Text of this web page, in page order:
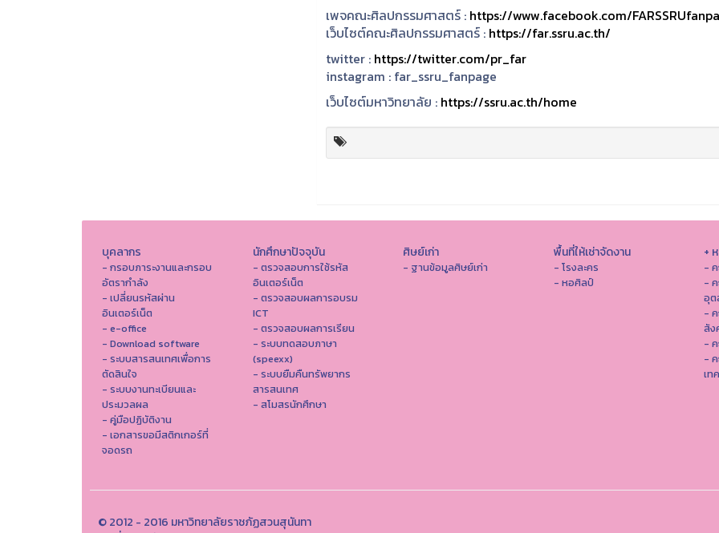
เพจคณะศิลปกรรมศาสตร์ : https://www.facebook.com/
เว็บไซต์คณะศิลปกรรมศาสตร์ : https://far.ssru.ac.th/
twitter : https://twitter.com/pr_far
instagram : far_ssru_fanpage
เว็บไซต์มหาวิทยาลัย : https://ssru.ac.th/home
บุคลากร
- กรอบภาระงานและกรอบ
อัตรากำลัง
- เปลี่ยนรหัสผ่าน
อินเตอร์เน็ต
- e-office
- Download software
- ระบบสารสนเทศเพื่อการ
ตัดสินใจ
- ระบบงานทะเบียนและ
ประมวลผล
- คู่มือปฏิบัติงาน
- เอกสารขอมีสติกเกอร์ที่
จอดรถ
นักศึกษาปัจจุบัน
- ตรวจสอบการใช้รหัส
อินเตอร์เน็ต
- ตรวจสอบผลการอบรม
ICT
- ตรวจสอบผลการเรียน
- ระบบทดสอบภาษา
(speexx)
- ระบบยืมคืนทรัพยากร
สารสนเทศ
- สโมสรนักศึกษา
ศิษย์เก่า
- ฐานข้อมูลศิษย์เก่า
พื้นที่ให้เช่าจัดงาน
- โรงละคร
- หอศิลป์
+
-
-
อุต
-
สัง
-
-
เท
© 2012 - 2016 มหาวิทยาลัยราชภัฏสวนสุนันทา